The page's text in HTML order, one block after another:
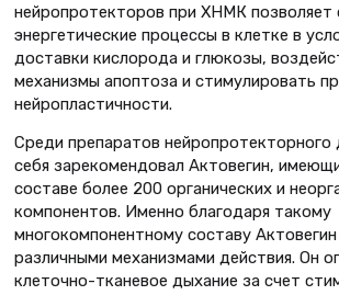
нейропротекторов при ХНМК позволяет
энергетические процессы в клетке в
доставки кислорода и глюкозы,
механизмы апоптоза и стимулировать
нейропластичности.
Среди препаратов нейропротекторного
себя зарекомендовал Актовегин,
составе более 200 органических и
компонентов. Именно благодаря такому
многокомпонентному составу
различными механизмами действия. Он
клеточно-тканевое дыхание за счет